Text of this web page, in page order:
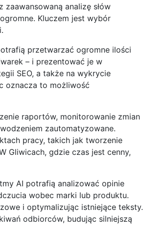
analizę słów
Kluczem jest wybór
przetwarzać ogromne ilości
– i prezentować je w
SEO, a także na wykrycie
oznacza to możliwość
raportów, monitorowanie zmian
zautomatyzowane.
pracy, takich jak tworzenie
Gliwicach, gdzie czas jest cenny,
AI potrafią analizować opinie
wobec marki lub produktu.
i optymalizując istniejące teksty.
odbiorców, budując silniejszą